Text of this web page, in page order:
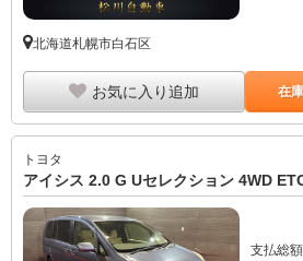
北海道札幌市白石区
お気に入り追加 在
トヨタ
アイシス 2.0 G Uセレクション 4WD
支払総額